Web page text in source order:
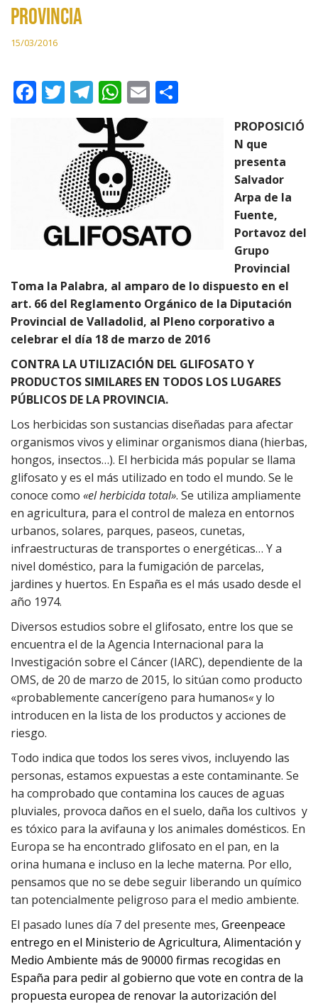
PROVINCIA
15/03/2016
F
k
T
w
itt
er
T
el
e
gr
a
m
W
h
at
s
A
p
p
E
l
r
PROPOSICIÓ
N que
presenta
Salvador
Arpa de la
Fuente,
Portavoz del
Grupo
Provincial
Toma la Palabra, al amparo de lo dispuesto en el
art. 66 del Reglamento Orgánico de la Diputación
Provincial de Valladolid, al Pleno corporativo a
celebrar el día 18 de marzo de 2016
CONTRA LA UTILIZACIÓN DEL GLIFOSATO Y
PRODUCTOS SIMILARES EN TODOS LOS LUGARES
PÚBLICOS DE LA PROVINCIA.
Los herbicidas son sustancias diseñadas para afectar
organismos vivos y eliminar organismos diana (hierbas,
hongos, insectos…). El herbicida más popular se llama
glifosato y es el más utilizado en todo el mundo. Se le
conoce como «el herbicida total». Se utiliza ampliamente
en agricultura, para el control de maleza en entornos
urbanos, solares, parques, paseos, cunetas,
infraestructuras de transportes o energéticas… Y a
nivel doméstico, para la fumigación de parcelas,
jardines y huertos. En España es el más usado desde el
año 1974.
Diversos estudios sobre el glifosato, entre los que se
encuentra el de la Agencia Internacional para la
Investigación sobre el Cáncer (IARC), dependiente de la
OMS, de 20 de marzo de 2015, lo sitúan como producto
«probablemente cancerígeno para humanos«y lo
introducen en la lista de los productos y acciones de
riesgo.
Todo indica que todos los seres vivos, incluyendo las
personas, estamos expuestas a este contaminante. Se
ha comprobado que contamina los cauces de aguas
pluviales, provoca daños en el suelo, daña los cultivos y
es tóxico para la avifauna y los animales domésticos. En
Europa se ha encontrado glifosato en el pan, en la
orina humana e incluso en la leche materna. Por ello,
pensamos que no se debe seguir liberando un químico
tan potencialmente peligroso para el medio ambiente.
El pasado lunes día 7 del presente mes, Greenpeace
entrego en el Ministerio de Agricultura, Alimentación y
Medio Ambiente más de 90000 firmas recogidas en
España para pedir al gobierno que vote en contra de la
propuesta europea de renovar la autorización del